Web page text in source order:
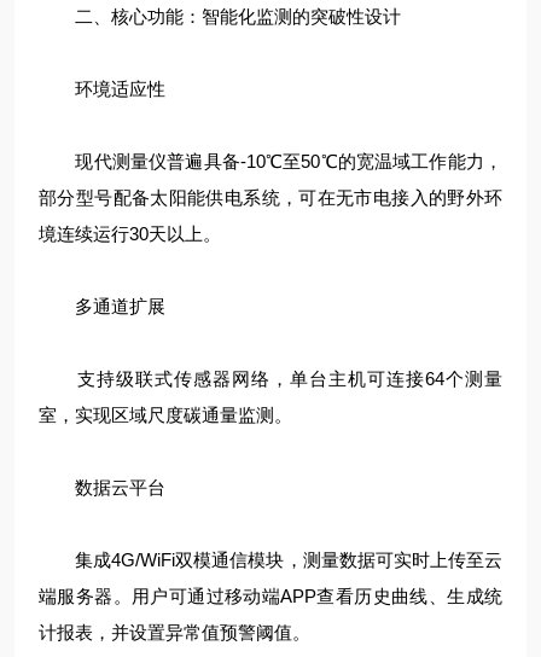
二、核心功能：智能化监测的突破性设计
环境适应性
现代测量仪普遍具备-10℃至50℃的宽温域工作能力，
部分型号配备太阳能供电系统，可在无市电接入的野外环
境连续运行30天以上。
多通道扩展
支持级联式传感器网络，单台主机可连接64个测量
室，实现区域尺度碳通量监测。
数据云平台
集成4G/WiFi双模通信模块，测量数据可实时上传至云
端服务器。用户可通过移动端APP查看历史曲线、生成统
计报表，并设置异常值预警阈值。